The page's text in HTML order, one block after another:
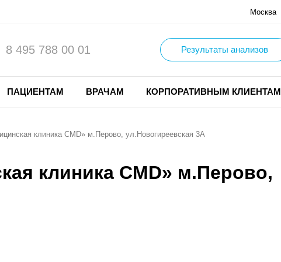
Москва
8 495 788 00 01 Результаты анализов
ПАЦИЕНТАМ ВРАЧАМ КОРПОРАТИВНЫМ КЛИЕНТАМ
клиника CMD» м.Перово, ул.Новогиреевская 3А
клиника CMD» м.Перово,